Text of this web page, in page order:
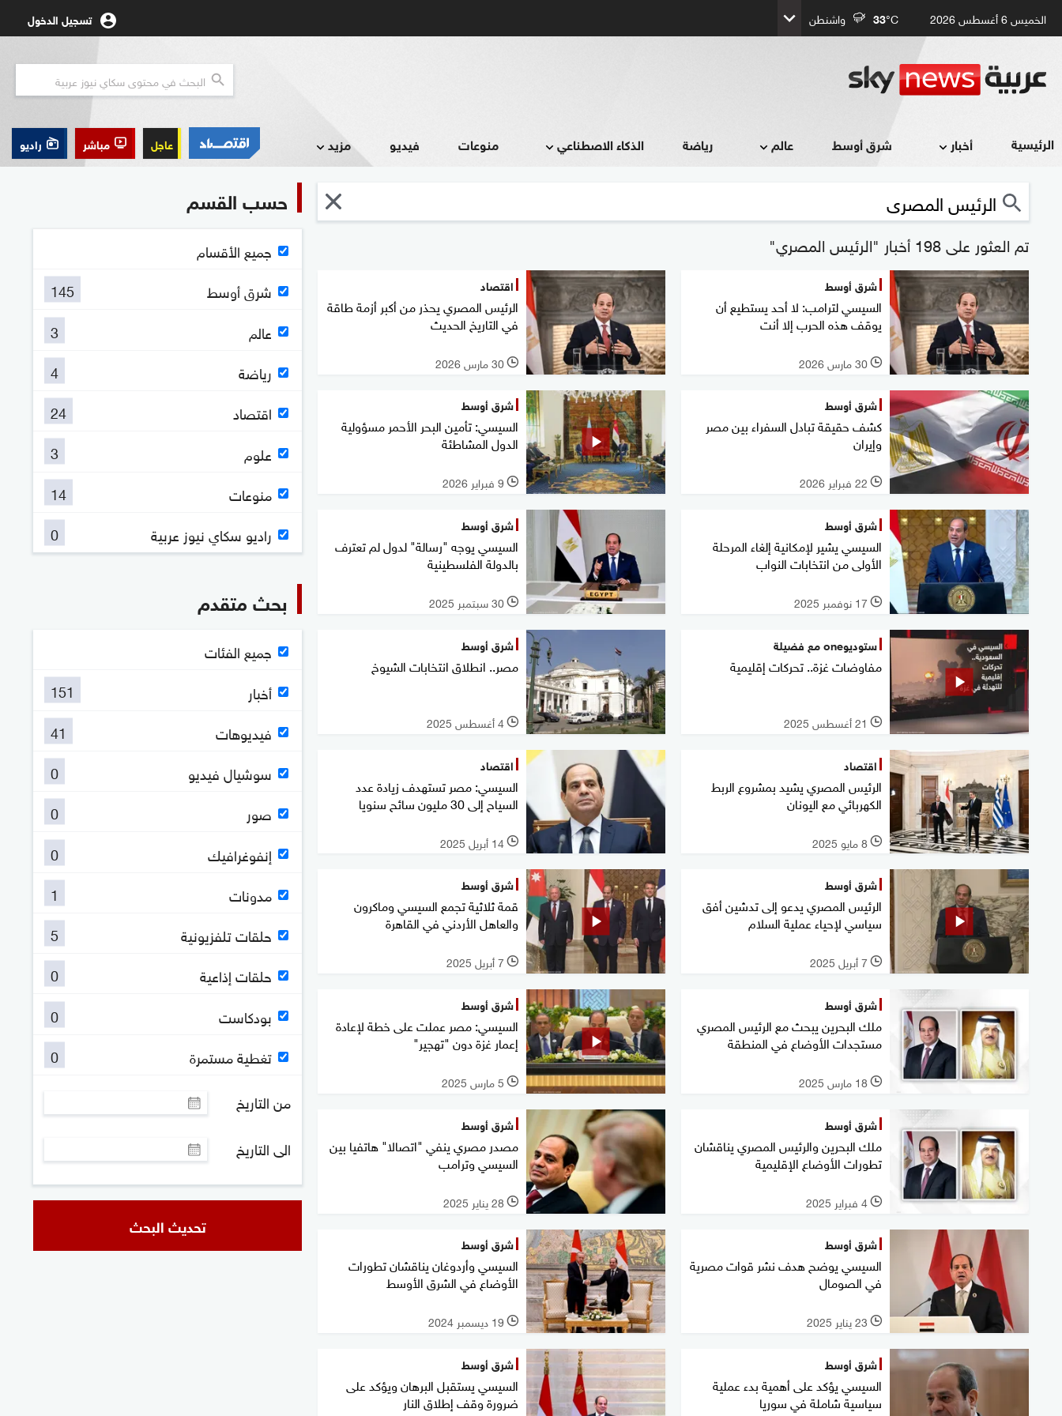
الخميس 6 أغسطس 2026 33°C واشنطن تسجيل الدخول
الرئيسية أخبار شرق أوسط عالم رياضة الذكاء الاصطناعي منوعات فيديو مزيد عاجل مباشر راديو
تم العثور على 198 أخبار "الرئيس المصري"
شرق أوسط
السيسي لترامب: لا أحد يستطيع أن
يوقف هذه الحرب إلا أنت
l 30 مارس 2026
اقتصاد
الرئيس المصري يحذر من أكبر أزمة طاقة
في التاريخ الحديث
l 30 مارس 2026
شرق أوسط
كشف حقيقة تبادل السفراء بين مصر
وإيران
l 22 فبراير 2026
شرق أوسط
السيسي: تأمين البحر الأحمر مسؤولية
الدول المشاطئة
l 9 فبراير 2026
شرق أوسط
السيسي يشير لإمكانية إلغاء المرحلة
الأولى من انتخابات النواب
l 17 نوفمبر 2025
شرق أوسط
السيسي يوجه "رسالة" لدول لم تعترف
بالدولة الفلسطينية
l 30 سبتمبر 2025
ستوديوone مع فضيلة
مفاوضات غزة.. تحركات إقليمية
l 21 أغسطس 2025
شرق أوسط
مصر.. انطلاق انتخابات الشيوخ
l 4 أغسطس 2025
اقتصاد
الرئيس المصري يشيد بمشروع الربط
الكهربائي مع اليونان
l 8 مايو 2025
اقتصاد
السيسي: مصر تستهدف زيادة عدد
السياح إلى 30 مليون سائح سنويا
l 14 أبريل 2025
شرق أوسط
الرئيس المصري يدعو إلى تدشين أفق
سياسي لإحياء عملية السلام
l 7 أبريل 2025
شرق أوسط
قمة ثلاثية تجمع السيسي وماكرون
والعاهل الأردني في القاهرة
l 7 أبريل 2025
شرق أوسط
ملك البحرين يبحث مع الرئيس المصري
مستجدات الأوضاع في المنطقة
l 18 مارس 2025
شرق أوسط
السيسي: مصر عملت على خطة لإعادة
إعمار غزة دون "تهجير"
l 5 مارس 2025
شرق أوسط
ملك البحرين والرئيس المصري يناقشان
تطورات الأوضاع الإقليمية
l 4 فبراير 2025
شرق أوسط
مصدر مصري ينفي "اتصالا" هاتفيا بين
السيسي وترامب
l 28 يناير 2025
شرق أوسط
السيسي يوضح هدف نشر قوات مصرية
في الصومال
l 23 يناير 2025
شرق أوسط
السيسي وأردوغان يناقشان تطورات
الأوضاع في الشرق الأوسط
l 19 ديسمبر 2024
شرق أوسط
السيسي يؤكد على أهمية بدء عملية
سياسية شاملة في سوريا
شرق أوسط
السيسي يستقبل البرهان ويؤكد على
ضرورة وقف إطلاق النار
حسب القسم
جميع الأقسام
شرق أوسط
145
عالم
3
رياضة
4
اقتصاد
24
علوم
3
منوعات
14
راديو سكاي نيوز عربية
0
بحث متقدم
جميع الفئات
أخبار
151
فيديوهات
41
سوشيال فيديو
0
صور
0
إنفوغرافيك
0
مدونات
1
حلقات تلفزيونية
5
حلقات إذاعية
0
بودكاست
0
تغطية مستمرة
0
من التاريخ
الى التاريخ
تحديث البحث